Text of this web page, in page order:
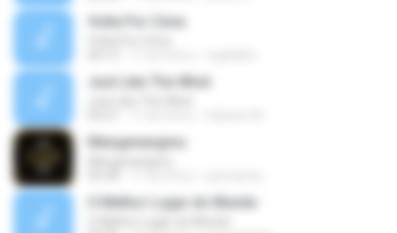
Volta Por Cima
Just Like The Wind
Mengenangmu
O Melhor Lugar do Mundo